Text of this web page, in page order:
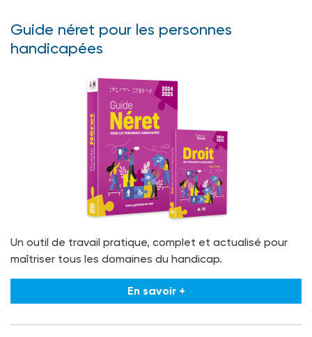
Guide néret pour les personnes
handicapées
Un outil de travail pratique, complet et actualisé pour
maîtriser tous les domaines du handicap.
En savoir +